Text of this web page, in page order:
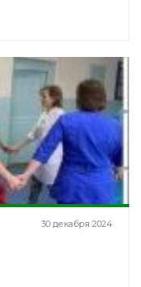
30 декабря 2024